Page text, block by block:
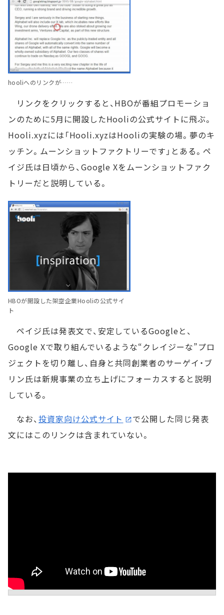
hooliへのリンクが……
リンクをクリックすると、HBOが番組プロモーショ
ンのために5月に開設したHooliの公式サイトに飛ぶ。
Hooli.xyzには「Hooli.xyzはHooliの実験の場。夢のキ
ッチン。ムーンショットファクトリーです」とある。ペ
イジ氏は日頃から、Google Xをムーンショットファク
トリーだと説明している。
HBOが開設した架空企業Hooliの公式サイ
ト
ペイジ氏は発表文で、安定しているGoogleと、
Google Xで取り組んでいるような“クレイジーな”プロ
ジェクトを切り離し、自身と共同創業者のサーゲイ・ブ
リン氏は新規事業の立ち上げにフォーカスすると説明
している。
なお、 投資家向け公式サイト
で公開した同じ発表
文にはこのリンクは含まれていない。